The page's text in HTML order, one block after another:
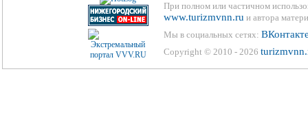
При полном или частичном
www.turizmvnn.ru и автора
Мы в социальных сетях:
Copyright © 2010 - 2026